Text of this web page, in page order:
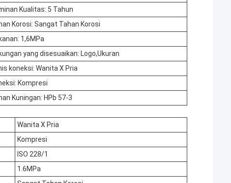
Kualitas: 5 Tahun
Korosi: Sangat Tahan Korosi
1,6MPa
yang disesuaikan: Logo,Ukuran
koneksi: Wanita X Pria
Kompresi
Kuningan: HPb 57-3
Wanita X Pria
Kompresi
ISO 228/1
1.6MPa